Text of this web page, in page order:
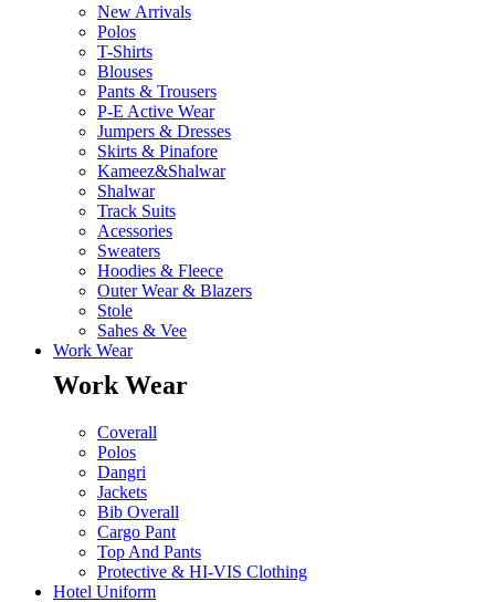
New Arrivals
Polos
T-Shirts
Blouses
Pants & Trousers
P-E Active Wear
Jumpers & Dresses
Skirts & Pinafore
Kameez&Shalwar
Shalwar
Track Suits
Acessories
Sweaters
Hoodies & Fleece
Outer Wear & Blazers
Stole
Sahes & Vee
Work Wear
Work Wear
Coverall
Polos
Dangri
Jackets
Bib Overall
Cargo Pant
Top And Pants
Protective & HI-VIS Clothing
Hotel Uniform